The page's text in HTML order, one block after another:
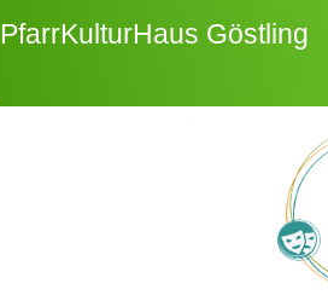
PfarrKulturHaus Göstling